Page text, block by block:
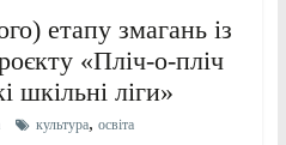
етапу змагань із
«Пліч-о-пліч
шкільні ліги»
культура, освіта